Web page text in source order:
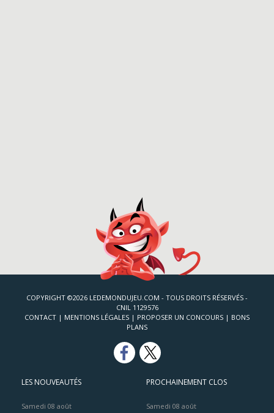
COPYRIGHT ©2026 LEDEMONDUJEU.COM - TOUS DROITS RÉSERVÉS -
CNIL 1129576
CONTACT | MENTIONS LÉGALES | PROPOSER UN CONCOURS | BONS
PLANS
LES NOUVEAUTÉS
Samedi 08 août
PROCHAINEMENT CLOS
Samedi 08 août